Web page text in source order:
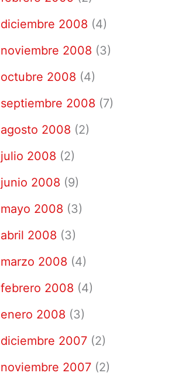
diciembre 2008 (4)
noviembre 2008 (3)
octubre 2008 (4)
septiembre 2008 (7)
agosto 2008 (2)
julio 2008 (2)
junio 2008 (9)
mayo 2008 (3)
abril 2008 (3)
marzo 2008 (4)
febrero 2008 (4)
enero 2008 (3)
diciembre 2007 (2)
noviembre 2007 (2)